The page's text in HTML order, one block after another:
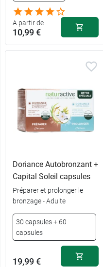
A partir de
10,99 €
30 capsules 10,99 €
18,99 €
Doriance Autobronzant +
Capital Soleil capsules
Préparer et prolonger le
bronzage - Adulte
30 capsules + 60
capsules
19,99 €